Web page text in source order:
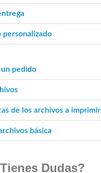
personalizado
pedido
de los archivos a imprimir
básica
Dudas?